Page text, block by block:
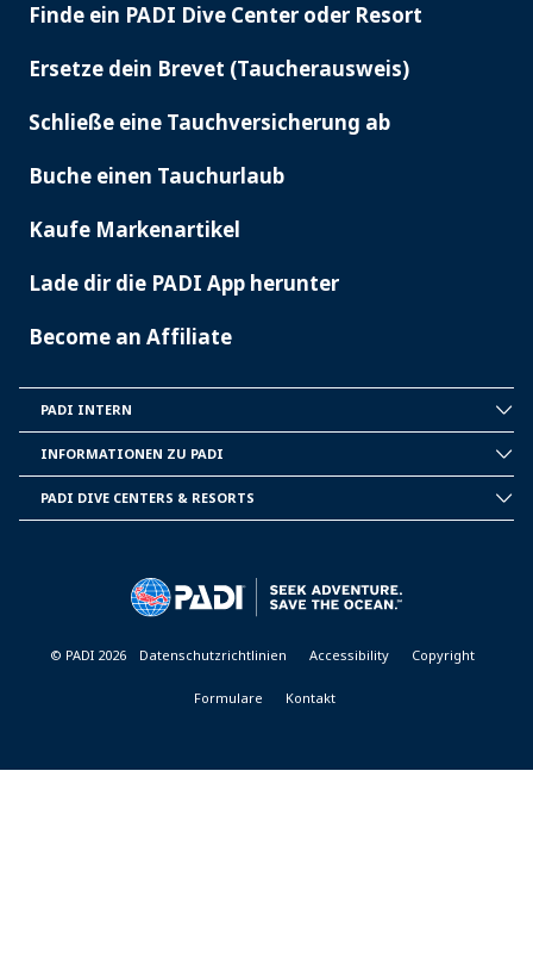
PADI
Finde ein PADI Dive Center oder Resort
Ersetze dein Brevet (Taucherausweis)
Schließe eine Tauchversicherung ab
Buche einen Tauchurlaub
Kaufe Markenartikel
Lade dir die PADI App herunter
Become an Affiliate
PADI
PADI INTERN
INFORMATION
INFORMATIONEN ZU PADI
PADI DIVE CENTERS & RESORTS
© PADI 2026 Datenschutzrichtlinien Accessibility Copyright
Formulare Kontakt